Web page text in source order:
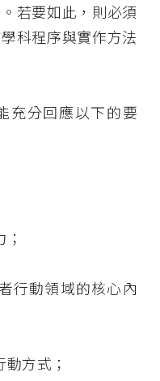
若要如此，則必須
科程序與實作方法
充分回應以下的要
行動領域的核心內
方式；